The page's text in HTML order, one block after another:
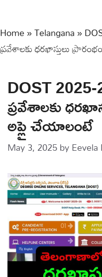
Home»Telangana»
ప్రవేశాలకు ధరఖాస్తులు
DOST
ప్రవేశాలకు
అప్లై చేయాలంటే
May 3, 2025by